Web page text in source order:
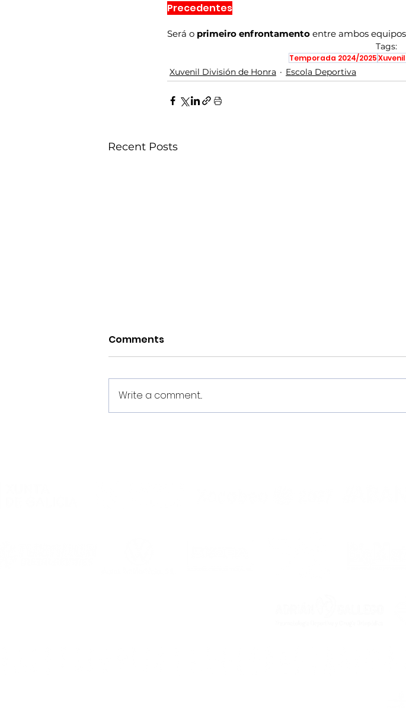
Precedentes
Será o primeiro enfrontamento entre ambos
Tags:
Temporada 2024/2025
Xuvenil División de Honra Escola Deportiva
Recent Posts
Comments
Write a comment...